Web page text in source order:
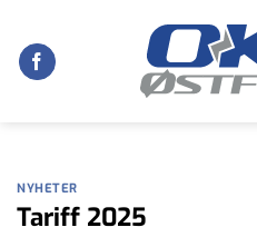
content
NYHETER
Tariff 2025